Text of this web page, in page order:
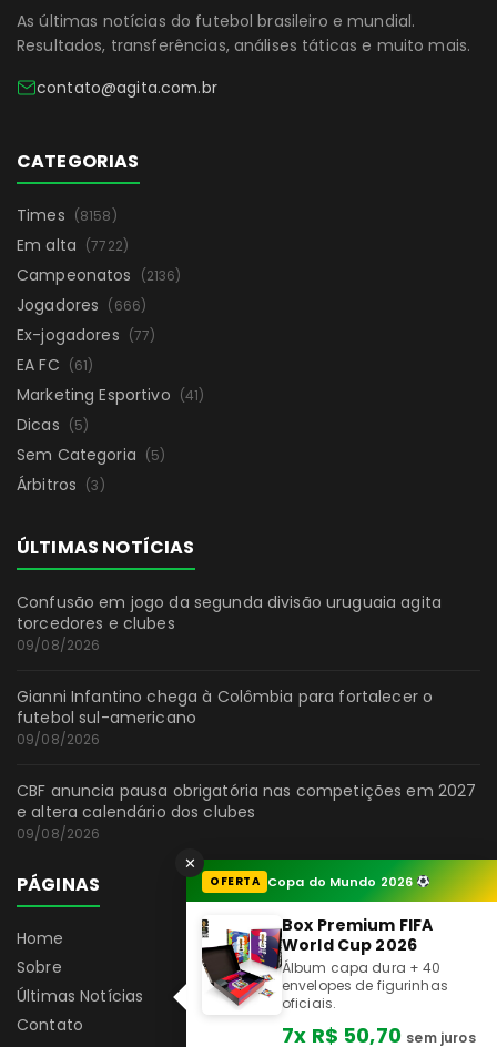
✕
OFERTA Copa do Mundo 2026
Box Premium FIFA
World Cup 2026
Álbum capa dura + 40
envelopes de figurinhas
oficiais.
7x R$ 50,70 sem juros
As últimas notícias do futebol brasileiro e mundial.
Resultados, transferências, análises táticas e muito mais.
contato@agita.com.br
CATEGORIAS
Times (8158)
Em alta (7722)
Campeonatos (2136)
Jogadores (666)
Ex-jogadores (77)
EA FC (61)
Marketing Esportivo (41)
Dicas (5)
Sem Categoria (5)
Árbitros (3)
ÚLTIMAS NOTÍCIAS
Confusão em jogo da segunda divisão uruguaia agita
torcedores e clubes
09/08/2026
Gianni Infantino chega à Colômbia para fortalecer o
futebol sul-americano
09/08/2026
CBF anuncia pausa obrigatória nas competições em 2027
e altera calendário dos clubes
09/08/2026
PÁGINAS
Home
Sobre
Últimas Notícias
Contato